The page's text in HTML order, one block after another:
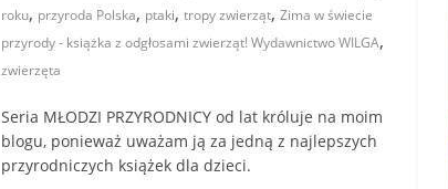
roku, przyroda Polska, ptaki,tropy zwierząt,Zima w świecie
przyrody - książka z odgłosami zwierząt! Wydawnictwo WILGA,
zwierzęta
Seria MŁODZI PRZYRODNICY od lat króluje na moim
blogu, ponieważ uważam ją za jedną z najlepszych
przyrodniczych książek dla dzieci.